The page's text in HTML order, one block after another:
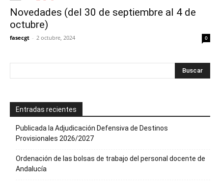
Novedades (del 30 de septiembre al 4 de
octubre)
fasecgt - 2 octubre, 2024 0
Entradas recientes
Publicada la Adjudicación Defensiva de Destinos
Provisionales 2026/2027
Ordenación de las bolsas de trabajo del personal docente de
Andalucía